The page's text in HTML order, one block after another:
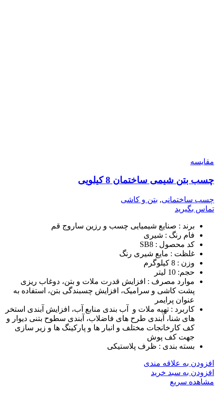
مقایسه
چسب بتن شیمی ساختمان 8 کیلویی
چسب ساختمانی, بتن و کاشی
تماس بگیرید
برند : صنایع شیمیایی چسب و رزین ساروج قم
فام رنگ : شیری
کد محصول : SB8
غلظت : مایع شیری رنگ
وزن : 8 کیلوگرم
حجم: 10 لیتر
موارد مصرف : افزایش قدرت ملات و بتن، دوغاب ریزی
پشت کاشی و سرامیک، افزایش چسبندگی بتن، استفاده به
عنوان پرایمر
کاربرد : تهیه ملات و آب بندی منابع آب، افزایش آبندی استخر
های شنا، آبندی طرح های فاضلاب، آبندی سطوح بتنی دیوار و
کف کارخانجات مختلف و انبار ها و پارکینگ ها و زیر سازی
جهت کف پوش
بسته بندی : ظرف پلاستیکی
افزودن به علاقه مندی
افزودن به سبد خرید
مشاهده سریع